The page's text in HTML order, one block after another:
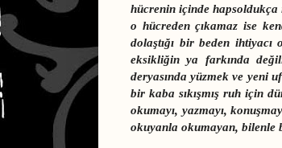
hücrenin içinde hapsoldukça
o hücreden çıkamaz ise
dolaştığı bir beden
eksikliğin ya farkında
deryasında yüzmek ve yeni
bir kaba sıkışmış ruh için
okumayı, yazmayı,
okuyanla okumayan, bilenle